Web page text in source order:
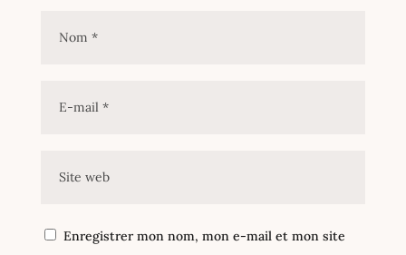
Enregistrer mon nom, mon e-mail et mon site